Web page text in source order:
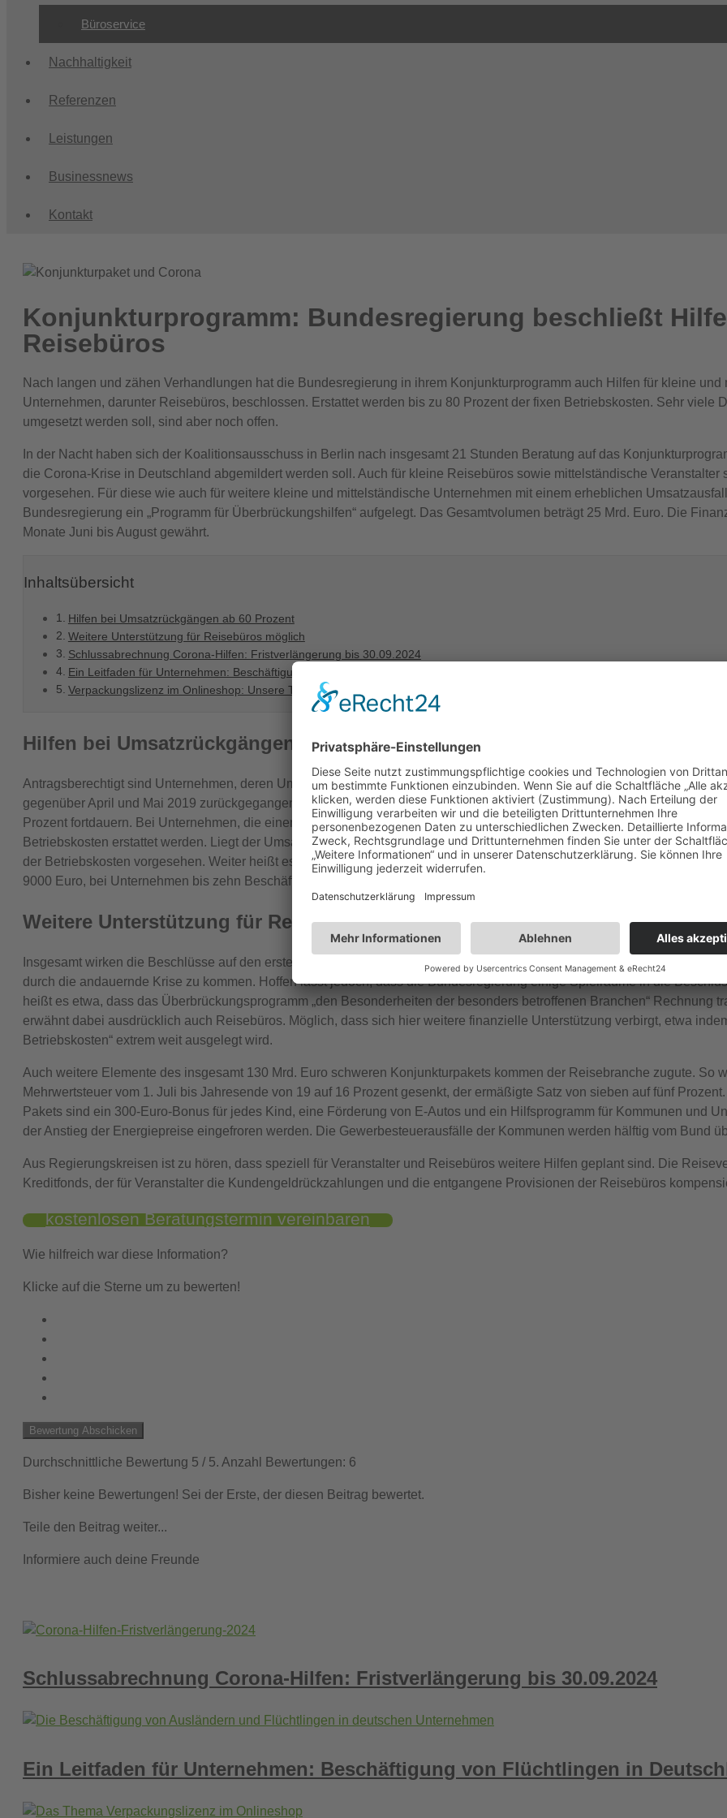
Büroservice
Nachhaltigkeit
Referenzen
Leistungen
Businessnews
Kontakt
Konjunkturprogramm: Bundesregierung beschließt
Reisebüros
Nach langen und zähen Verhandlungen hat die Bundesregierung in ihrem Konjunkturprogramm auch Hilfen für kleine und
Unternehmen, darunter Reisebüros, beschlossen. Erstattet werden bis zu 80 Prozent der fixen Betriebskosten. Sehr viele
umgesetzt werden soll, sind aber noch offen.
In der Nacht haben sich der Koalitionsausschuss in Berlin nach insgesamt 21 Stunden Beratung auf das
die Corona-Krise in Deutschland abgemildert werden soll. Auch für kleine Reisebüros sowie mittelständische Veranstalter
vorgesehen. Für diese wie auch für weitere kleine und mittelständische Unternehmen mit einem erheblichen
Bundesregierung ein „Programm für Überbrückungshilfen“ aufgelegt. Das Gesamtvolumen beträgt 25 Mrd. Euro. Die
Monate Juni bis August gewährt.
Inhaltsübersicht
Hilfen bei Umsatzrückgängen ab 60 Prozent
Weitere Unterstützung für Reisebüros möglich
Schlussabrechnung Corona-Hilfen: Fristverlängerung bis 30.09.2024
Ein Leitfaden für Unternehmen: Beschäftigung von Flüchtlingen in Deutschland
Verpackungslizenz im Onlineshop: Unsere Tipps für Existenzgründer
Hilfen bei Umsatzrückgängen ab 60 Prozent
Antragsberechtigt sind Unternehmen, deren Umsatz auf dem Höhepunkt der Corona-Pandemie in April und Mai 2020 um
gegenüber April und Mai 2019 zurückgegangen ist und deren Umsatzrückgänge in den Monaten Juni bis August 2020 um
Prozent fortdauern. Bei Unternehmen, die einen Umsatzrückgang von mehr als 70 Prozent verzeichnen, können bis zu 80
Betriebskosten erstattet werden. Liegt der Umsatzrückgang bei weniger als 70 Prozent, aber über 50 Prozent, ist eine
der Betriebskosten vorgesehen. Weiter heißt es im Konjunkturprogramm: „Bei Unternehmen mit bis zu fünf Beschäftigten
9000 Euro, bei Unternehmen bis zehn Beschäftigten 15.000 Euro betragen. Nur in begründeten Ausnahmen kann diese
Weitere Unterstützung für Reisebüros möglich
Insgesamt wirken die Beschlüsse auf den ersten Blick enttäuschend. Für viele Reisebüros könnten diese Hilfen immer
durch die andauernde Krise zu kommen. Hoffen lässt jedoch, dass die Bundesregierung einige Spielräume in die
heißt es etwa, dass das Überbrückungsprogramm „den Besonderheiten der besonders betroffenen Branchen“ Rechnung
erwähnt dabei ausdrücklich auch Reisebüros. Möglich, dass sich hier weitere finanzielle Unterstützung verbirgt, etwa
Betriebskosten“ extrem weit ausgelegt wird.
Auch weitere Elemente des insgesamt 130 Mrd. Euro schweren Konjunkturpakets kommen der Reisebranche zugute. So
Mehrwertsteuer vom 1. Juli bis Jahresende von 19 auf 16 Prozent gesenkt, der ermäßigte Satz von sieben auf fünf
Pakets sind ein 300-Euro-Bonus für jedes Kind, eine Förderung von E-Autos und ein Hilfsprogramm für Kommunen und
der Anstieg der Energiepreise eingefroren werden. Die Gewerbesteuerausfälle der Kommunen werden hälftig vom Bund
Aus Regierungskreisen ist zu hören, dass speziell für Veranstalter und Reisebüros weitere Hilfen geplant sind. Die
Kreditfonds, der für Veranstalter die Kundengeldrückzahlungen und die entgangene Provisionen der Reisebüros
kostenlosen Beratungstermin vereinbaren
Wie hilfreich war diese Information?
Klicke auf die Sterne um zu bewerten!
Bewertung Abschicken
Durchschnittliche Bewertung 5 / 5. Anzahl Bewertungen: 6
Bisher keine Bewertungen! Sei der Erste, der diesen Beitrag bewertet.
Teile den Beitrag weiter...
Informiere auch deine Freunde
Schlussabrechnung Corona-Hilfen: Fristverlängerung bis 30.09.2024
Ein Leitfaden für Unternehmen: Beschäftigung von Flüchtlingen in